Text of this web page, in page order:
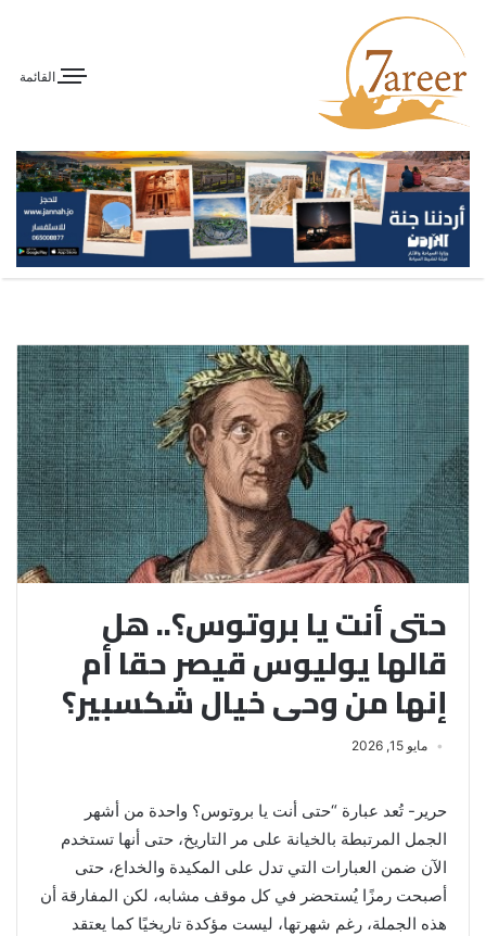
القائمة
حتى أنت يا بروتوس؟.. هل
قالها يوليوس قيصر حقا أم
إنها من وحى خيال شكسبير؟
مايو 15, 2026
حرير- تُعد عبارة “حتى أنت يا بروتوس؟ واحدة من أشهر
الجمل المرتبطة بالخيانة على مر التاريخ، حتى أنها تستخدم
الآن ضمن العبارات التي تدل على المكيدة والخداع، حتى
أصبحت رمزًا يُستحضر في كل موقف مشابه، لكن المفارقة أن
هذه الجملة، رغم شهرتها، ليست مؤكدة تاريخيًا كما يعتقد